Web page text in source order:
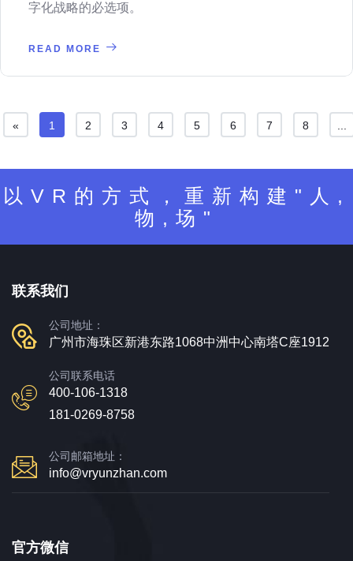
字化战略的必选项。
READ MORE
« 1 2 3 4 5 6 7 8
以VR的方式，重新构建"人,
物,场"
联系我们
公司地址：
广州市海珠区新港东路1068中洲中心南塔C座1912
公司联系电话
400-106-1318
181-0269-8758
公司邮箱地址：
info@vryunzhan.com
官方微信